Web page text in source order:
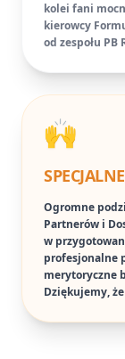
kolei fani
kierowcy
od zespołu PB
🙌
Ogromne
Partnerów i
w
profesjonalne
merytoryczne
Dziękujemy,